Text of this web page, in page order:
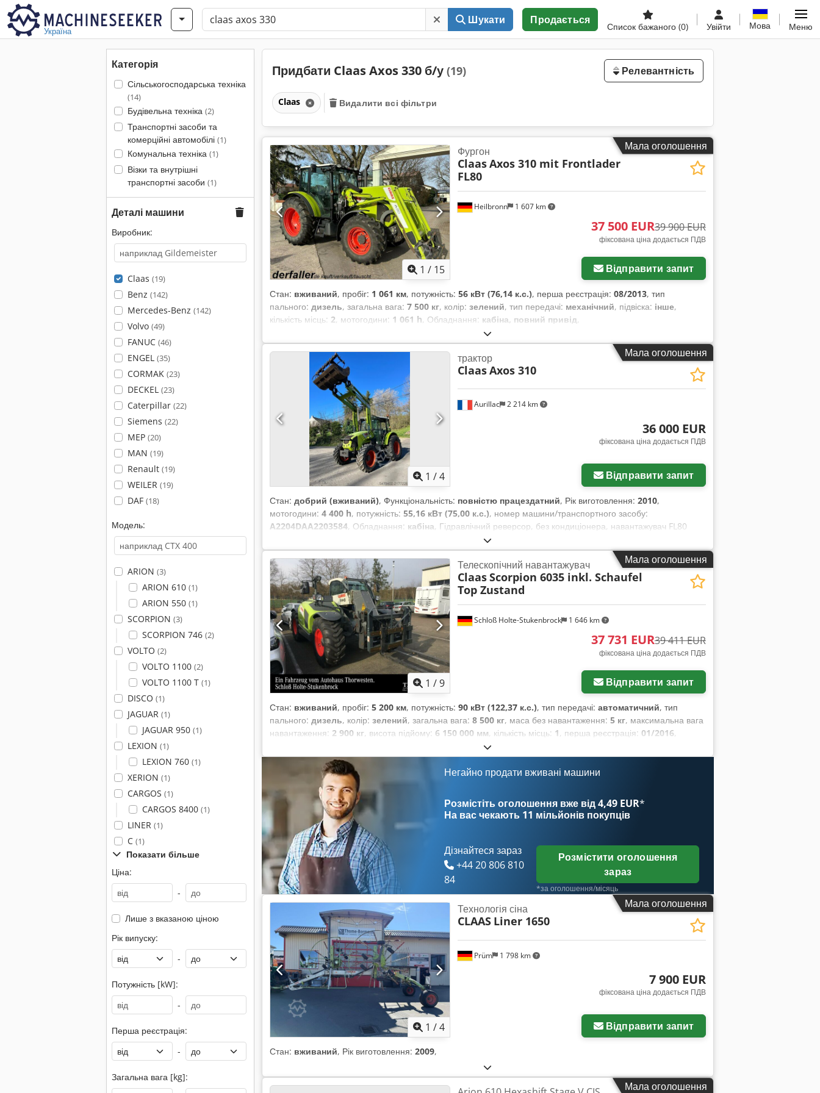
Україна
Шукати Продається
Список бажаного (0) Увійти Мова Меню
Категорія
Сільськогосподарська техніка
(14)
Будівельна техніка (2)
Транспортні засоби та
комерційні автомобілі (1)
Комунальна техніка (1)
Візки та внутрішні
транспортні засоби (1)
Деталі машини
Виробник:
Claas (19)
Benz (142)
Mercedes-Benz (142)
Volvo (49)
FANUC (46)
ENGEL (35)
CORMAK (23)
DECKEL (23)
Caterpillar (22)
Siemens (22)
MEP (20)
MAN (19)
Renault (19)
WEILER (19)
DAF (18)
Модель:
ARION (3)
ARION 610 (1)
ARION 550 (1)
SCORPION (3)
SCORPION 746 (2)
VOLTO (2)
VOLTO 1100 (2)
VOLTO 1100 T (1)
DISCO (1)
JAGUAR (1)
JAGUAR 950 (1)
LEXION (1)
LEXION 760 (1)
XERION (1)
CARGOS (1)
CARGOS 8400 (1)
LINER (1)
C (1)
Показати більше
Ціна:
-
Лише з вказаною ціною
Рік випуску:
-
Потужність [kW]:
-
Перша реєстрація:
-
Загальна вага [kg]:
Придбати Claas Axos 330 б/у (19) Релевантність
Claas Видалити всі фільтри
Мала оголошення
1 / 15
Heilbronn 1 607 km
Фургон
ClaasAxos 310 mit Frontlader
FL80
37 500 EUR39 900 EUR
фіксована ціна додається ПДВ
Відправити запит
Стан: вживаний, пробіг: 1 061 км, потужність: 56 кВт (76,14 к.с.), перша реєстрація: 08/2013, тип
пального: дизель, загальна вага: 7 500 кг, колір: зелений, тип передачі: механічний, підвіска: інше,
кількість місць: 2, мотогодини: 1 061 h, Обладнання: кабіна, повний привід,
Мала оголошення
1 /4
Aurillac 2 214 km
трактор
ClaasAxos 310
36 000 EUR
фіксована ціна додається ПДВ
Відправити запит
Стан: добрий (вживаний), Функціональність: повністю працездатний, Рік виготовлення: 2010,
мотогодини: 4 400 h, потужність: 55,16 кВт (75,00 к.с.), номер машини/транспортного засобу:
A2204DAA2203584, Обладнання: кабіна, Гідравлічний реверсор, без кондиціонера, навантажувач FL80
Мала оголошення
1 /9
Schloß Holte-Stukenbrock 1 646 km
Телескопічний навантажувач
ClaasScorpion 6035 inkl. Schaufel
Top Zustand
37 731 EUR39 411 EUR
фіксована ціна додається ПДВ
Відправити запит
Стан: вживаний, пробіг: 5 200 км, потужність: 90 кВт (122,37 к.с.), тип передачі: автоматичний, тип
пального: дизель, колір: зелений, загальна вага: 8 500 кг, маса без навантаження: 5 кг, максимальна вага
навантаження: 2 900 кг, висота підйому: 6 150 000 мм, кількість місць: 1, перша реєстрація: 01/2016,
, водійська кабіна:
Негайно продати вживані машини
Розмістіть оголошення вже від 4,49 EUR*
На вас чекають 11 мільйонів покупців
Дізнайтеся зараз
+44 20 806 810
84
Розмістити оголошення
зараз
*за оголошення/місяць
Мала оголошення
1 /4
Prüm 1 798 km
Технологія сіна
CLAAS Liner 1650
7 900 EUR
фіксована ціна додається ПДВ
Відправити запит
Стан: вживаний, Рік виготовлення: 2009,
Мала оголошення